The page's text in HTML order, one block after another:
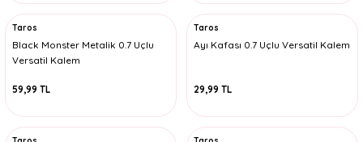
Taros
Black Monster Metalik 0.7 Uçlu
Versatil Kalem
59,99 TL
Taros
Ayı Kafası 0.7 Uçlu Versatil Kalem
29,99 TL